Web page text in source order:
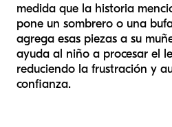
medida que la historia
pone un sombrero o una
agrega esas piezas a su
ayuda al niño a procesar el
reduciendo la frustración y
confianza.